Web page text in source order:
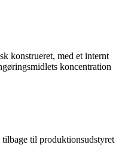
konstrueret, med et internt
koncentration
til produktionsudstyret